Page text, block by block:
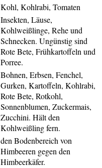
Kohl, Kohlrabi, Tomaten
Insekten, Läuse,
Kohlweißlinge, Rehe und
Schnecken. Ungünstig sind
Rote Bete, Frühkartoffeln und
Porree.
Bohnen, Erbsen, Fenchel,
Gurken, Kartoffeln, Kohlrabi,
Rote Bete, Rotkohl,
Sonnenblumen, Zuckermais,
Zucchini. Hält den
Kohlweißling fern.
den Bodenbereich von
Himbeeren gegen den
Himbeerkäfer.